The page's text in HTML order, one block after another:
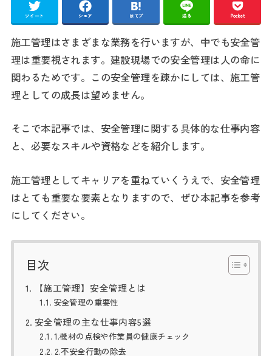
ツイート シェア はてブ 送る Pocket
施工管理はさまざまな業務を行いますが、中でも安全管
理は重要視されます。建設現場での安全管理は人の命に
関わるためです。この安全管理を疎かにしては、施工管
理としての成長は望めません。
そこで本記事では、安全管理に関する具体的な仕事内容
と、必要なスキルや資格などを紹介します。
施工管理としてキャリアを重ねていくうえで、安全管理
はとても重要な要素となりますので、ぜひ本記事を参考
にしてください。
目次
【施工管理】安全管理とは
安全管理の重要性
安全管理の主な仕事内容5選
1.機材の点検や作業員の健康チェック
2.不安全行動の除去